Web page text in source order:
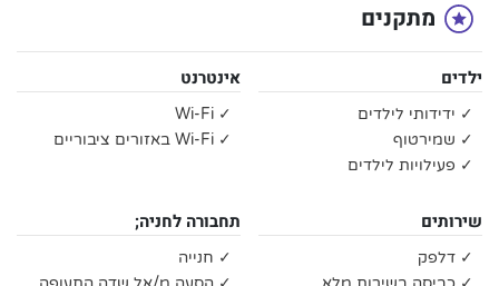
מתקנים
ילדים
✓ ידידותי לילדים
✓ שמירטוף
✓ פעילויות לילדים
אינטרנט
✓ Wi-Fi
✓ Wi-Fi באזורים ציבוריים
שירותים
✓ דלפק
תחבורה לחניה;
✓ חנייה